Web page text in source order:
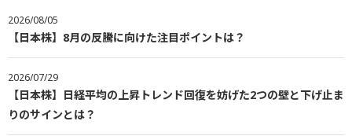
2026/08/05
【日本株】8月の反騰に向けた注目ポイントは？
2026/07/29
【日本株】日経平均の上昇トレンド回復を妨げた2つの壁と下げ止ま
りのサインとは？